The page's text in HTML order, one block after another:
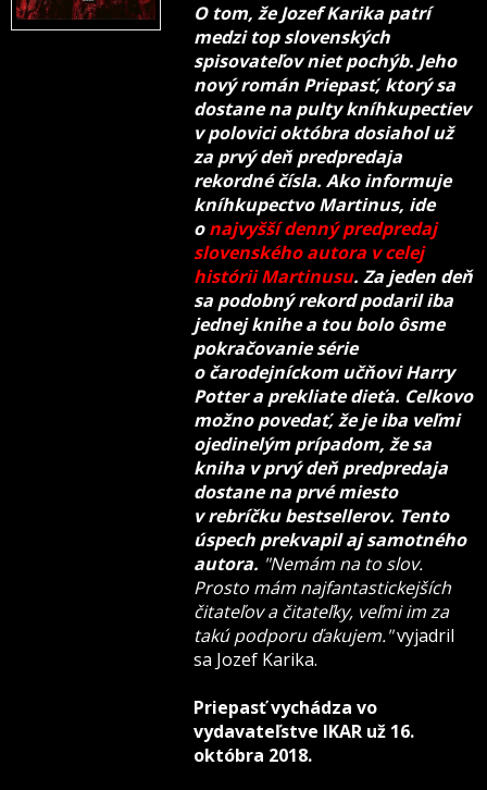
O tom, že Jozef Karika patrí
medzi top slovenských
spisovateľov niet pochýb. Jeho
nový román Priepasť, ktorý sa
dostane na pulty kníhkupectiev
v polovici októbra dosiahol už
za prvý deň predpredaja
rekordné čísla. Ako informuje
kníhkupectvo Martinus, ide
onajvyšší denný predpredaj
slovenského autora v celej
histórii Martinusu. Za jeden deň
sa podobný rekord podaril iba
jednej knihe a tou bolo ôsme
pokračovanie série
o čarodejníckom učňovi Harry
Potter a prekliate dieťa. Celkovo
možno povedať, že je iba veľmi
ojedinelým prípadom, že sa
kniha v prvý deň predpredaja
dostane na prvé miesto
v rebríčku bestsellerov. Tento
úspech prekvapil aj samotného
autora. "Nemám na to slov.
Prosto mám najfantastickejších
čitateľov a čitateľky, veľmi im za
takú podporu ďakujem."vyjadril
sa Jozef Karika.
Priepasť vychádza vo
vydavateľstve IKAR už 16.
októbra 2018.